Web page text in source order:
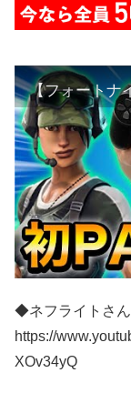
◆ネフライトさん
https://
XOv34yQ